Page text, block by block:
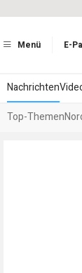
Menü E-
Nachrichten
Top-Themen